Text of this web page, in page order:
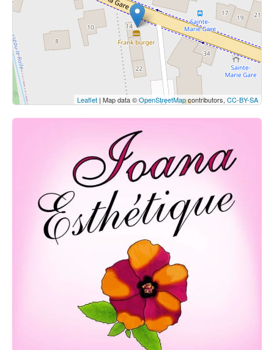
Cliquez sur le bouton pour afficher la carte.
Voir la carte
Leaflet | Map data ©OpenStreetMapcontributors, CC-BY-SA